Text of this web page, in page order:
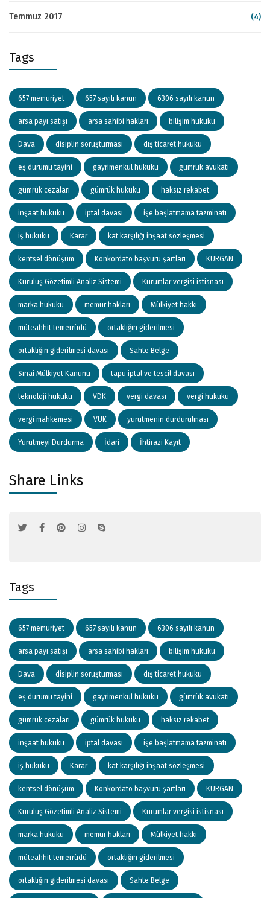
Temmuz 2017 (4)
Tags
657 memuriyet 657 sayılı kanun 6306 sayılı kanun
arsa payı satışı arsa sahibi hakları bilişim hukuku
Dava disiplin soruşturması dış ticaret hukuku
eş durumu tayini gayrimenkul hukuku gümrük avukatı
gümrük cezaları gümrük hukuku haksız rekabet
inşaat hukuku iptal davası işe başlatmama tazminatı
iş hukuku Karar kat karşılığı inşaat sözleşmesi
kentsel dönüşüm Konkordato başvuru şartları KURGAN
Kuruluş Gözetimli Analiz Sistemi Kurumlar vergisi istisnası
marka hukuku memur hakları Mülkiyet hakkı
müteahhit temerrüdü ortaklığın giderilmesi
ortaklığın giderilmesi davası Sahte Belge
Sınai Mülkiyet Kanunu tapu iptal ve tescil davası
teknoloji hukuku VDK vergi davası vergi hukuku
vergi mahkemesi VUK yürütmenin durdurulması
Yürütmeyi Durdurma İdari İhtirazi Kayıt
Share Links
Tags
657 memuriyet 657 sayılı kanun 6306 sayılı kanun
arsa payı satışı arsa sahibi hakları bilişim hukuku
Dava disiplin soruşturması dış ticaret hukuku
eş durumu tayini gayrimenkul hukuku gümrük avukatı
gümrük cezaları gümrük hukuku haksız rekabet
inşaat hukuku iptal davası işe başlatmama tazminatı
iş hukuku Karar kat karşılığı inşaat sözleşmesi
kentsel dönüşüm Konkordato başvuru şartları KURGAN
Kuruluş Gözetimli Analiz Sistemi Kurumlar vergisi istisnası
marka hukuku memur hakları Mülkiyet hakkı
müteahhit temerrüdü ortaklığın giderilmesi
ortaklığın giderilmesi davası Sahte Belge